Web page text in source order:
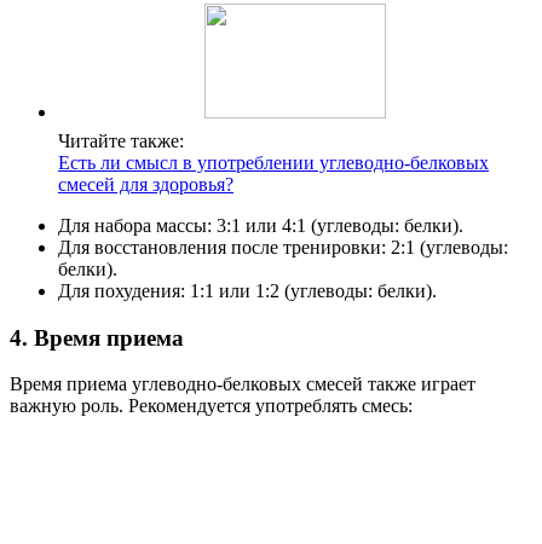
Читайте также:
Есть ли смысл в употреблении углеводно-белковых
смесей для здоровья?
Для набора массы: 3:1 или 4:1 (углеводы: белки).
Для восстановления после тренировки: 2:1 (углеводы:
белки).
Для похудения: 1:1 или 1:2 (углеводы: белки).
4. Время приема
Время приема углеводно-белковых смесей также играет
важную роль. Рекомендуется употреблять смесь: